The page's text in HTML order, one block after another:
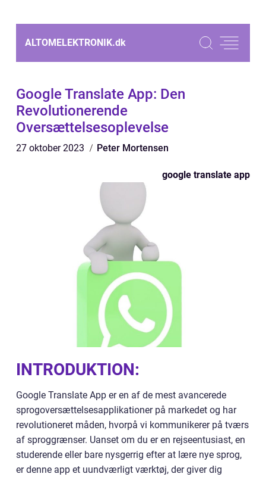
ALTOMELEKTRONIK.dk
Google Translate App: Den
Revolutionerende
Oversættelsesoplevelse
27 oktober 2023 Peter Mortensen
google translate app
INTRODUKTION:
Google Translate App er en af de mest avancerede
sprogoversættelsesapplikationer på markedet og har
revolutioneret måden, hvorpå vi kommunikerer på tværs
af sproggrænser. Uanset om du er en rejseentusiast, en
studerende eller bare nysgerrig efter at lære nye sprog,
er denne app et uundværligt værktøj, der giver dig